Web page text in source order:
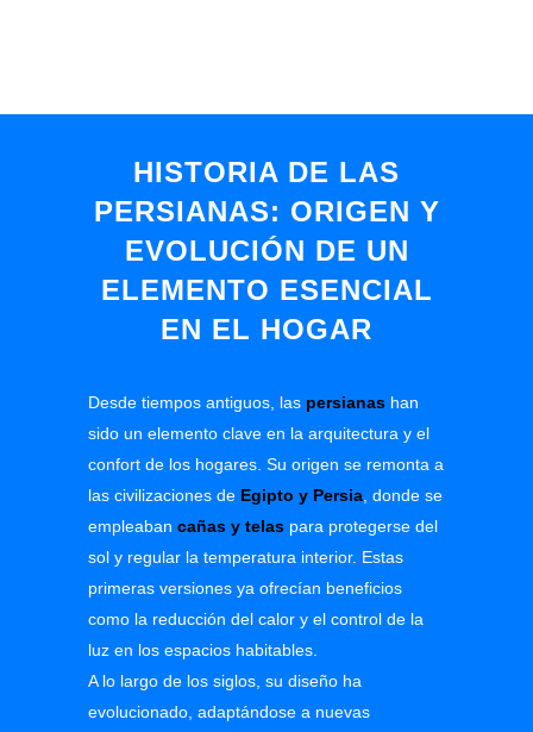
HISTORIA DE LAS
PERSIANAS: ORIGEN Y
EVOLUCIÓN DE UN
ELEMENTO ESENCIAL
EN EL HOGAR
Desde tiempos antiguos, las persianas han
sido un elemento clave en la arquitectura y el
confort de los hogares. Su origen se remonta a
las civilizaciones de Egipto y Persia, donde se
empleaban cañas y telas para protegerse del
sol y regular la temperatura interior. Estas
primeras versiones ya ofrecían beneficios
como la reducción del calor y el control de la
luz en los espacios habitables.
A lo largo de los siglos, su diseño ha
evolucionado, adaptándose a nuevas